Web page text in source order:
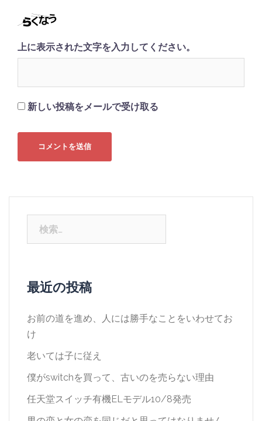
上に表示された文字を入力してください。
新しい投稿をメールで受け取る
最近の投稿
お前の道を進め、人には勝手なことをいわせてお
け
老いては子に従え
僕がswitchを買って、古いのを売らない理由
任天堂スイッチ有機ELモデル10/8発売